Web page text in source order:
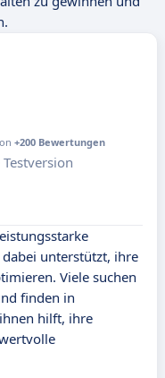
+200 Bewertungen
unterstützt, ihre
Viele suchen
finden in
hilft, ihre